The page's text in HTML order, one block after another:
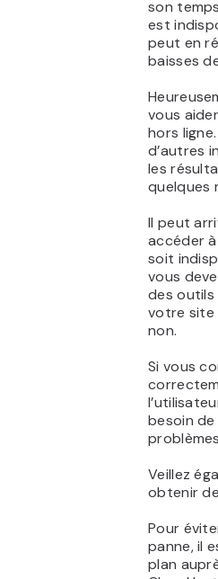
son
est
peut en
baisses
vous
hors
d’autres
les
quelques
Il peut
accéder
soit
vous
des outils
votre site
non.
Si vous
besoin
Veillez
obtenir
Pour
panne, il
plan